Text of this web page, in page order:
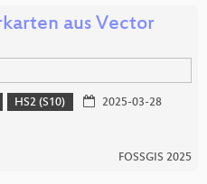
aus Vector
HS2 (S10)
2025-03-28
FOSSGIS 2025